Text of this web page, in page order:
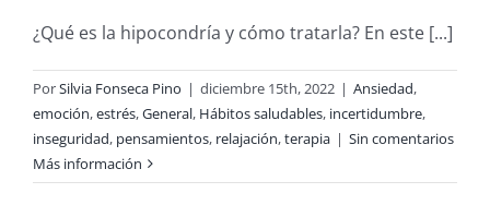
¿Qué es la hipocondría y cómo tratarla? En este [...]
PorSilvia Fonseca Pino | diciembre 15th, 2022 | Ansiedad,
emoción,estrés,General, Hábitos saludables, incertidumbre,
inseguridad, pensamientos, relajación,terapia | Sin comentarios
Más información